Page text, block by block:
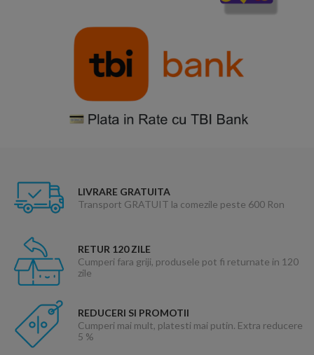
LIVRARE GRATUITA
Transport GRATUIT la comezile peste 600 Ron
RETUR 120 ZILE
Cumperi fara griji, produsele pot fi returnate in 120
zile
REDUCERI SI PROMOTII
Cumperi mai mult, platesti mai putin. Extra reducere
5 %